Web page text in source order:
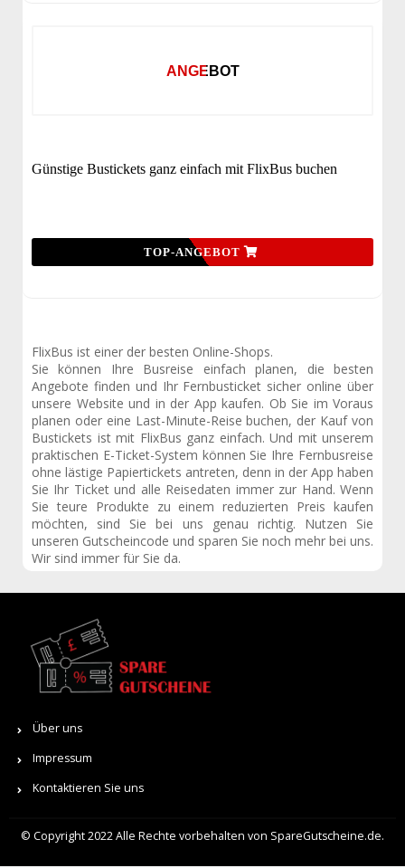
ANGEBOT
Günstige Bustickets ganz einfach mit FlixBus buchen
TOP-ANGEBOT
FlixBus ist einer der besten Online-Shops.
Sie können Ihre Busreise einfach planen, die besten
Angebote finden und Ihr Fernbusticket sicher online über
unsere Website und in der App kaufen. Ob Sie im Voraus
planen oder eine Last-Minute-Reise buchen, der Kauf von
Bustickets ist mit FlixBus ganz einfach. Und mit unserem
praktischen E-Ticket-System können Sie Ihre Fernbusreise
ohne lästige Papiertickets antreten, denn in der App haben
Sie Ihr Ticket und alle Reisedaten immer zur Hand. Wenn
Sie teure Produkte zu einem reduzierten Preis kaufen
möchten, sind Sie bei uns genau richtig. Nutzen Sie
unseren Gutscheincode und sparen Sie noch mehr bei uns.
Wir sind immer für Sie da.
Über uns
Impressum
Kontaktieren Sie uns
© Copyright 2022 Alle Rechte vorbehalten von SpareGutscheine.de.